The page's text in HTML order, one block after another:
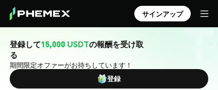
サインアップ
登録して15,000 USDTの報酬を受け取
る
期間限定オファーがお待ちしています！
登録